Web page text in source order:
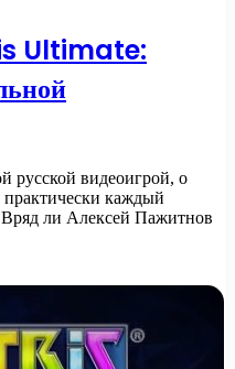
Ultimate:
русской видеоигрой, о
каждый
ли Алексей Пажитнов